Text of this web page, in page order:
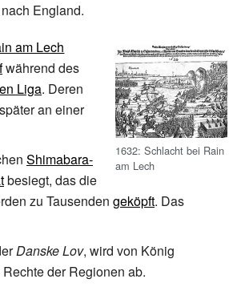
nach England.
1632: Schlacht bei Rain
am Lech
am Lech
während des
Liga. Deren
an einer
Shimabara-
besiegt, das die
zu Tausenden geköpft. Das
Danske Lov, wird von König
der Regionen ab.